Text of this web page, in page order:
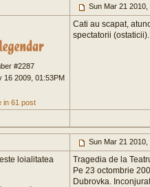
Sun Mar 21 2010,
#2287
16 2009, 01:53PM
in 61 post
Cati au scapat,
spectatorii (ostaticii).
Sun Mar 21 2010,
loialitatea
Tragedia de la
Pe 23 octombrie
Dubrovka.